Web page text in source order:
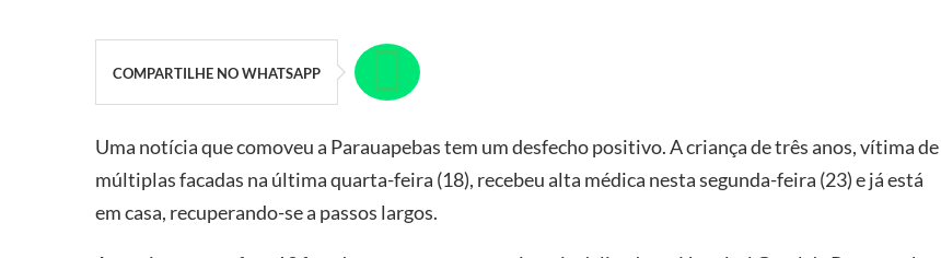
COMPARTILHE NO WHATSAPP
Uma notícia que comoveu a Parauapebas tem um desfecho positivo. A criança de três anos, vítima de
múltiplas facadas na última quarta-feira (18), recebeu alta médica nesta segunda-feira (23) e já está
em casa, recuperando-se a passos largos.